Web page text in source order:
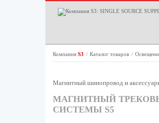
Компания S3 / Каталог товаров /
Магнитный шинопровод и
МАГНИТНЫЙ
СИСТЕМЫ S5